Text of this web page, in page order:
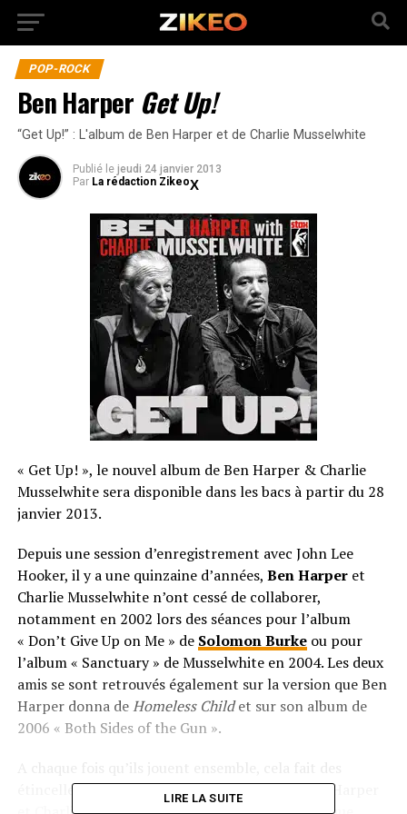
POP-ROCK
Ben Harper Get Up!
“Get Up!” : L'album de Ben Harper et de Charlie Musselwhite
Publié le jeudi 24 janvier 2013
Par La rédaction Zikeo
« Get Up! », le nouvel album de Ben Harper & Charlie
Musselwhite sera disponible dans les bacs à partir du 28
janvier 2013.
Depuis une session d’enregistrement avec John Lee
Hooker, il y a une quinzaine d’années, Ben Harperet
Charlie Musselwhite n’ont cessé de collaborer,
notamment en 2002 lors des séances pour l’album
« Don’t Give Up on Me » de Solomon Burkeou pour
l’album « Sanctuary » de Musselwhite en 2004. Les deux
amis se sont retrouvés également sur la version que Ben
Harper donna deHomeless Childet sur son album de
2006 « Both Sides of the Gun ».
étincelles, et on retrouve une nouvelle fois Ben Harper
LIRE LA SUITE